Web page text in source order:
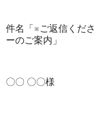
件名「※ご返信くだ
ーのご案内」
〇〇 〇〇様